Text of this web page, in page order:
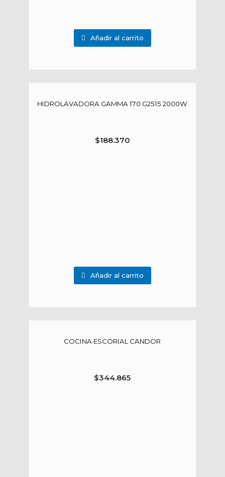
Añadir al carrito
HIDROLAVADORA GAMMA 170 G2515 2000W
$188.370
Añadir al carrito
COCINA ESCORIAL CANDOR
$344.865